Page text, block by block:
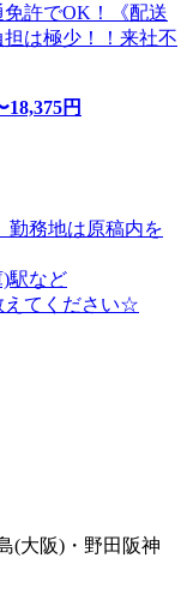
許でOK！《配送
は極少！！来社不
18,375円
勤務地は原稿内を
駅など
えてください☆
(大阪)・野田阪神